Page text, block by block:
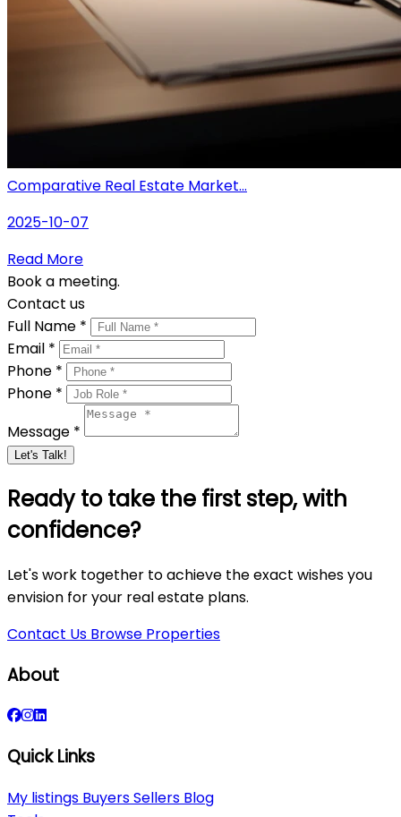
Comparative Real Estate Market...
2025-10-07
Read More
Book a meeting.
Contact us
Full Name *
Email *
Phone *
Phone *
Message *
Let's Talk!
Ready to take the first step, with
confidence?
Let's work together to achieve the exact wishes you
envision for your real estate plans.
Contact Us Browse Properties
About
Quick Links
My listings BuyersSellers Blog